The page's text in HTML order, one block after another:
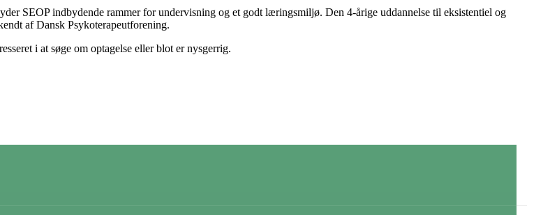
SEOP indbydende rammer for undervisning og et godt læringsmiljø. Den 4-årige uddannelse til eksistentiel og
af Dansk Psykoterapeutforening.
i at søge om optagelse eller blot er nysgerrig.